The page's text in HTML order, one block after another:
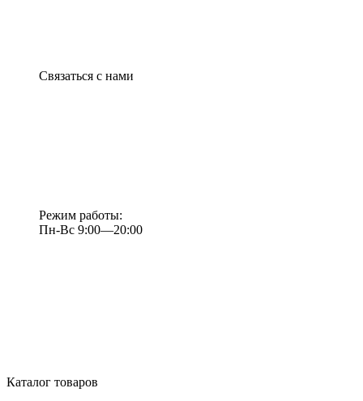
Связаться с нами
Режим работы:
Пн-Вс 9:00—20:00
Каталог товаров